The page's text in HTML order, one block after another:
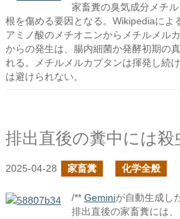
家畜糞の臭気成分メチ
根を傷める要因となる。Wikipediaによ
アミノ酸のメチオニンからメチルメル
からの発生は、腸内細菌か発酵初期の
れる。メチルメルカプタンは揮発し続
は避けられない。
2025-04-28 家畜糞 化学全般
/** Geminiが自動生成し
排出直後の家畜糞には